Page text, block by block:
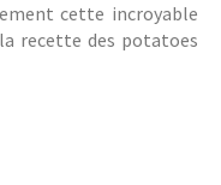
cette incroyable
recette des potatoes